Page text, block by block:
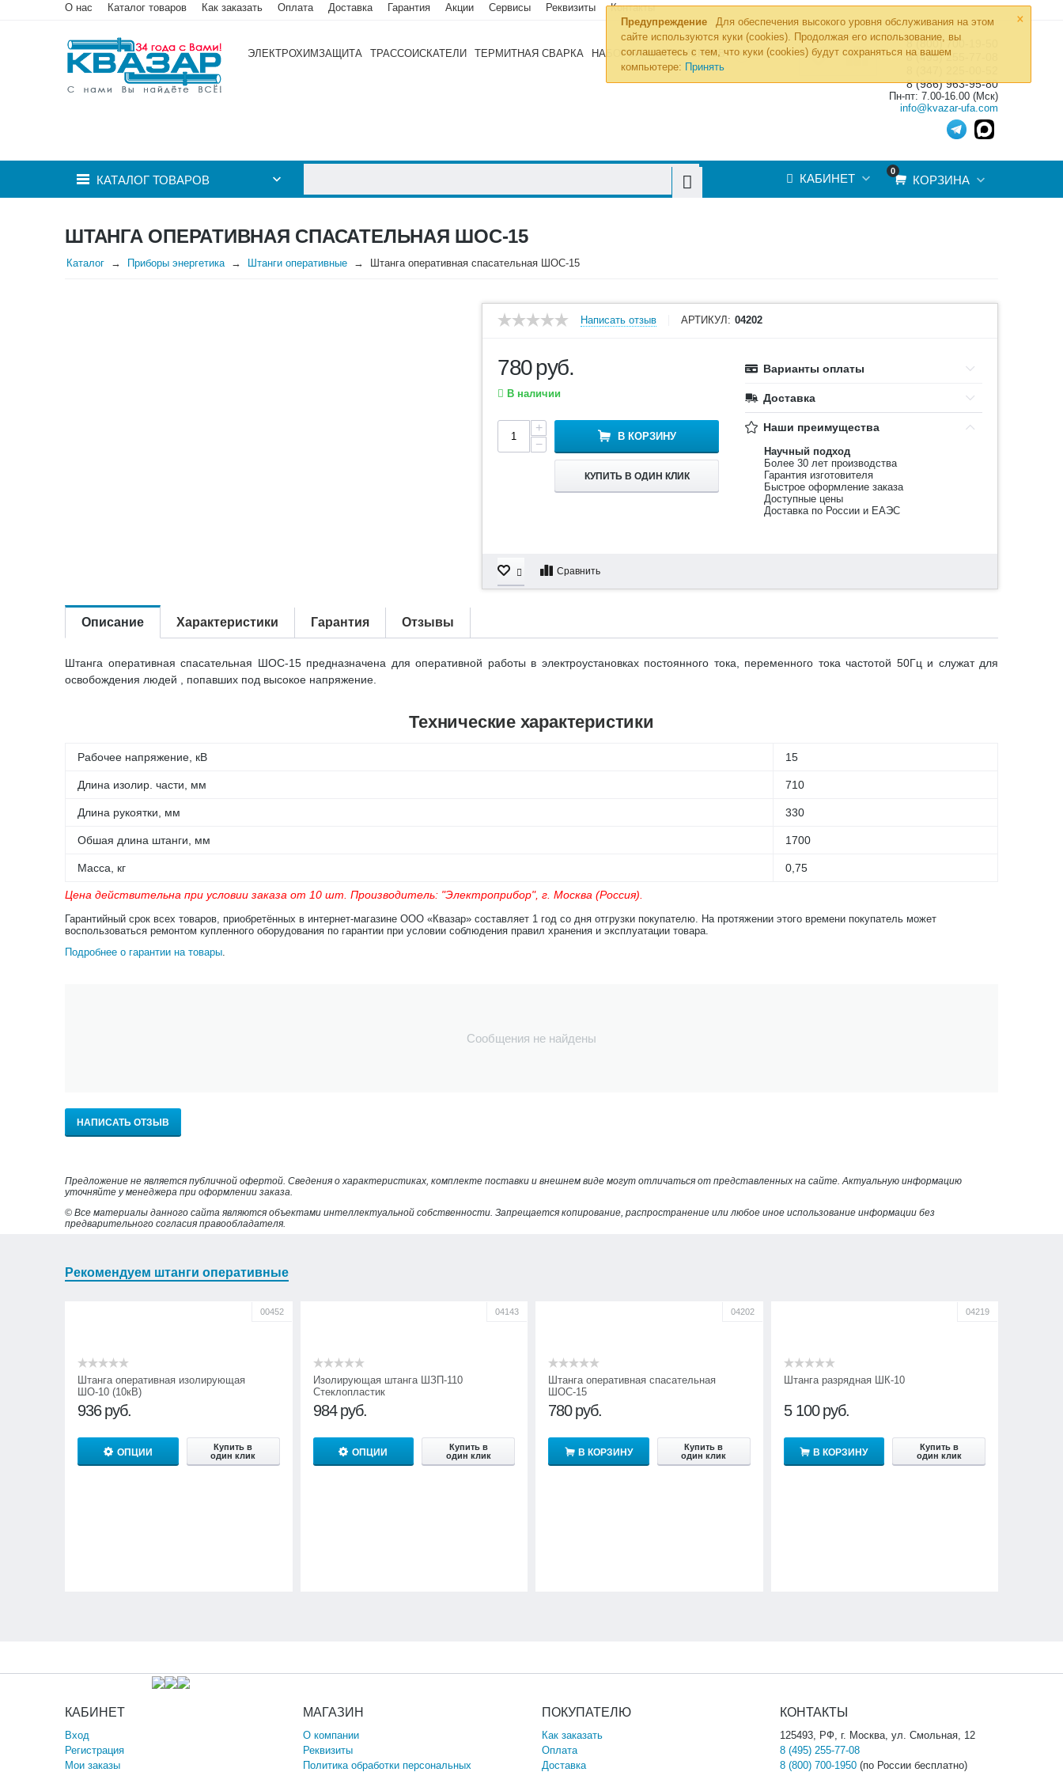
×
Предупреждение
Для обеспечения высокого уровня обслуживания на этом
сайте используются куки (cookies). Продолжая его использование, вы
соглашаетесь с тем, что куки (cookies) будут сохраняться на вашем
компьютере: Принять
О нас Каталог товаров Как заказать Оплата Доставка Гарантия Акции Сервисы Реквизиты Контакты
ЭЛЕКТРОХИМЗАЩИТА ТРАССОИСКАТЕЛИ ТЕРМИТНАЯ СВАРКА НАБОРЫ ИНСТРУМЕНТОВ »
8 (800) 700-19-50
8 (495) 255-77-08
8 (986) 963-95-80
Пн-пт: 7.00-16.00 (Мск)
info@kvazar-ufa.com
КАТАЛОГ ТОВАРОВ
0
КОРЗИНА
КАБИНЕТ
ШТАНГА ОПЕРАТИВНАЯ СПАСАТЕЛЬНАЯ ШОС-15
Каталог Приборы энергетика Штанги оперативные Штанга оперативная спасательная ШОС-15
Написать отзыв АРТИКУЛ: 04202
780руб.
В наличии
+
−
В КОРЗИНУ
КУПИТЬ В ОДИН КЛИК
Варианты оплаты
Доставка
Наши преимущества
Научный подход
Более 30 лет производства
Гарантия изготовителя
Быстрое оформление заказа
Доступные цены
Доставка по России и ЕАЭС
Сравнить
Описание Характеристики Гарантия Отзывы
Штанга оперативная спасательная ШОС-15 предназначена для оперативной работы в электроустановках постоянного тока, переменного тока частотой 50Гц и служат для
освобождения людей , попавших под высокое напряжение.
Технические характеристики
Рабочее напряжение, кВ 15
Длина изолир. части, мм 710
Длина рукоятки, мм 330
Обшая длина штанги, мм 1700
Масса, кг 0,75
Цена действительна при условии заказа от 10 шт. Производитель: "Электроприбор", г. Москва (Россия).
Гарантийный срок всех товаров, приобретённых в интернет-магазине ООО «Квазар» составляет 1 год со дня отгрузки покупателю. На протяжении этого времени покупатель может
воспользоваться ремонтом купленного оборудования по гарантии при условии соблюдения правил хранения и эксплуатации товара.
Подробнее о гарантии на товары.
Сообщения не найдены
НАПИСАТЬ ОТЗЫВ
Предложение не является публичной офертой. Сведения о характеристиках, комплекте поставки и внешнем виде могут отличаться от представленных на сайте. Актуальную информацию
уточняйте у менеджера при оформлении заказа.
© Все материалы данного сайта являются объектами интеллектуальной собственности. Запрещается копирование, распространение или любое иное использование информации без
предварительного согласия правообладателя.
Рекомендуем штанги оперативные
00452
Штанга оперативная изолирующая
ШО-10 (10кВ)
936 руб.
ОПЦИИ
Купить в
один клик
04143
Изолирующая штанга ШЗП-110
Стеклопластик
984 руб.
ОПЦИИ
Купить в
один клик
04202
Штанга оперативная спасательная
ШОС-15
780 руб.
В КОРЗИНУ
Купить в
один клик
04219
Штанга разрядная ШК-10
5 100 руб.
В КОРЗИНУ
Купить в
один клик
КАБИНЕТ
Вход
Регистрация
Мои заказы
МАГАЗИН
О компании
Реквизиты
Политика обработки персональных
ПОКУПАТЕЛЮ
Как заказать
Оплата
Доставка
КОНТАКТЫ
125493, РФ, г. Москва, ул. Смольная, 12
8 (495) 255-77-08
8 (800) 700-1950(по России бесплатно)